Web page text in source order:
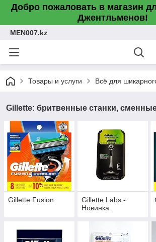
Добро пожаловать в магазин
Джентльменов!
MEN007.kz
Товары и услуги Всё для
Gillette: бритвенные станки,
Gillette Fusion
Gillette Labs -
Новинка